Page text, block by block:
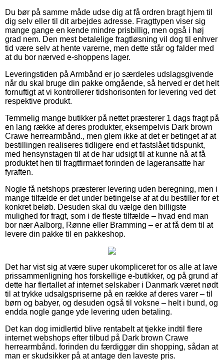
Du bør på samme måde udse dig at få ordren bragt hjem til
dig selv eller til dit arbejdes adresse. Fragttypen viser sig
mange gange en kende mindre prisbillig, men også i høj
grad nem. Den mest betalelige fragtløsning vil dog til enhver
tid være selv at hente varerne, men dette står og falder med
at du bor nærved e-shoppens lager.
Leveringstiden på Armbånd er jo særdeles udslagsgivende
når du skal bruge din pakke omgående, så herved er det helt
fornuftigt at vi kontrollerer tidshorisonten for levering ved det
respektive produkt.
Temmelig mange butikker på nettet præsterer 1 dags fragt på
en lang række af deres produkter, eksempelvis Dark brown
Crawe herrearmbånd., men glem ikke at det er betinget af at
bestillingen realiseres tidligere end et fastslået tidspunkt,
med hensynstagen til at de har udsigt til at kunne nå at få
produktet hen til fragtfirmaet forinden de lageransatte har
fyraften.
Nogle få netshops præsterer levering uden beregning, men i
mange tilfælde er det under betingelse af at du bestiller for et
konkret beløb. Desuden skal du vælge den billigste
mulighed for fragt, som i de fleste tilfælde – hvad end man
bor nær Aalborg, Rønne eller Bramming – er at få dem til at
levere din pakke til en pakkeshop.
Det har vist sig at være super ukompliceret for os alle at lave
prissammenligning hos forskellige e-butikker, og på grund af
dette har flertallet af internet selskaber i Danmark været nødt
til at trykke udsalgspriserne på en række af deres varer – til
børn og babyer, og desuden også til voksne – helt i bund, og
endda nogle gange yde levering uden betaling.
Det kan dog imidlertid blive rentabelt at tjekke indtil flere
internet webshops efter tilbud på Dark brown Crawe
herrearmbånd. forinden du færdiggør din shopping, sådan at
man er skudsikker på at antage den laveste pris.